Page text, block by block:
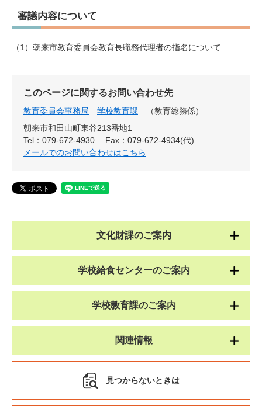
審議内容について
（1）朝来市教育委員会教育長職務代理者の指名について
このページに関するお問い合わせ先
教育委員会事務局 学校教育課
教育総務係
朝来市和田山町東谷213番地1
Tel：079-672-4930
Fax：079-672-4934(代)
メールでのお問い合わせはこちら
文化財課のご案内
学校給食センターのご案内
学校教育課のご案内
関連情報
見つからないときは